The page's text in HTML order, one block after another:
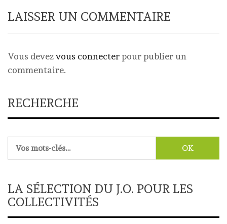
LAISSER UN COMMENTAIRE
Vous devezvous connecterpour publier un
commentaire.
RECHERCHE
LA SÉLECTION DU J.O. POUR LES
COLLECTIVITÉS